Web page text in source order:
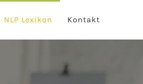
NLP Lexikon Kontakt